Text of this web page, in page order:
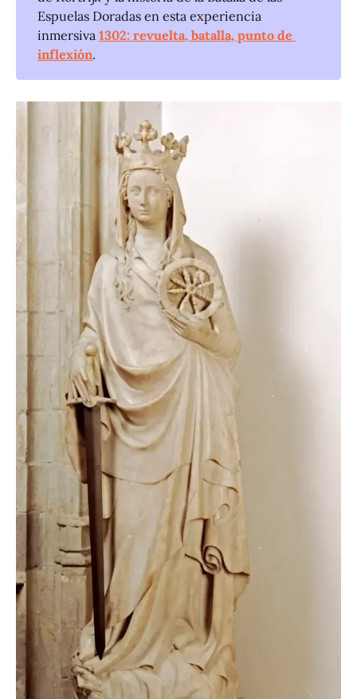
Espuelas Doradas en esta experiencia
inmersiva1302: revuelta, batalla, punto de
inflexión.